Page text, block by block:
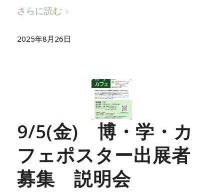
さらに読む
2025年8月26日
9/5(金) 博・学・カ
フェポスター出展者
募集 説明会